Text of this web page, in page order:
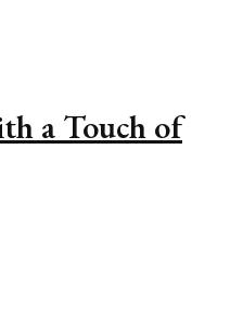
a Touch of